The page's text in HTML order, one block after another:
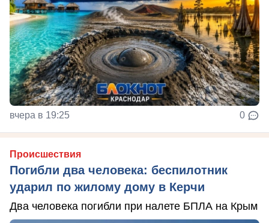
вчера в 19:25 0
Происшествия
Погибли два человека: беспилотник
ударил по жилому дому в Керчи
Два человека погибли при налете БПЛА на Крым